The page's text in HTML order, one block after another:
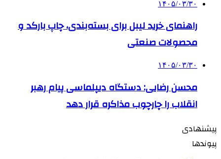
۱۴۰۵/۰۳/۳۰
راهنمای خرید لیبل برای بسته‌بندی، چاپ بارکد و
محصولات صنعتی
۱۴۰۵/۰۳/۳۰
محسن رضایی: دستگاه دیپلماسی پیام رهبر
انقلاب را چارچوب مذاکره قرار دهد
پیشنهادی
پیوندها